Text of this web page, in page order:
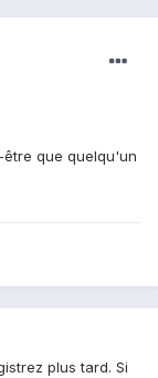
que quelqu'un
plus tard. Si